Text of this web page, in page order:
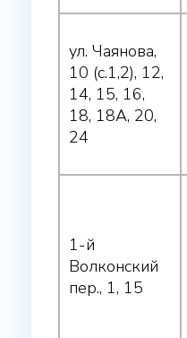
ул. Чаянова,
10 (с.1,2), 12,
14, 15, 16,
18, 18А, 20,
24
1-й
Волконский
пер., 1, 15